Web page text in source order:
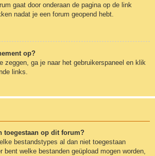
gaat door onderaan de pagina op de link
nadat je een forum geopend hebt.
op?
zeggen, ga je naar het gebruikerspaneel en klik
links.
toegestaan op dit forum?
bestandstypes al dan niet toegestaan
bent welke bestanden geüpload mogen worden,